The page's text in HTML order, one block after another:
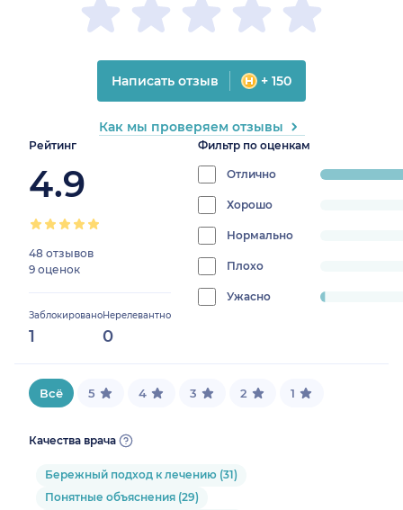
Рейтинг
4.9
48 отзывов
9 оценок
Заблокировано
1
Нерелевантно
0
Фильтр по оценкам
Отлично
progress:
Хорошо
0%
Нормально
0%
Плохо
progress:
Ужасно
1.7543859649122806%
Написать отзыв + 150
Как мы проверяем отзывы
Всё 5 4 3 2 1
Качества врача
Бережный подход к лечению (31)
Понятные объяснения (29)